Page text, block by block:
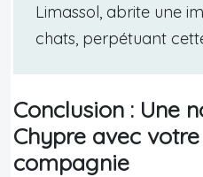
Limassol, abrite une
chats, perpétuant
Conclusion : Une
Chypre avec
compagnie